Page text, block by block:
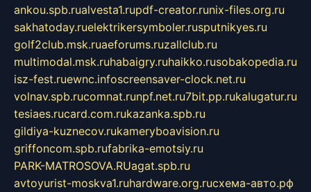
ankou.spb.rualvesta1.rupdf-creator.runix-files.org.ru
sakhatoday.ruelektrikersymboler.rusputnikyes.ru
golf2club.msk.ruaeforums.ruzallclub.ru
multimodal.msk.ruhabaigry.ruhaikko.rusobakopedia.ru
isz-fest.ruewnc.infoscreensaver-clock.net.ru
volnav.spb.rucomnat.runpf.net.ru7bit.pp.rukalugatur.ru
tesiaes.rucard.com.rukazanka.spb.ru
gildiya-kuznecov.rukameryboavision.ru
griffoncom.spb.rufabrika-emotsiy.ru
PARK-MATROSOVA.RUagat.spb.ru
avtoyurist-moskva1.ruhardware.org.ruсхема-авто.рф